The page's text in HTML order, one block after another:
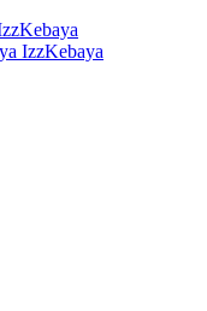
IzzKebaya